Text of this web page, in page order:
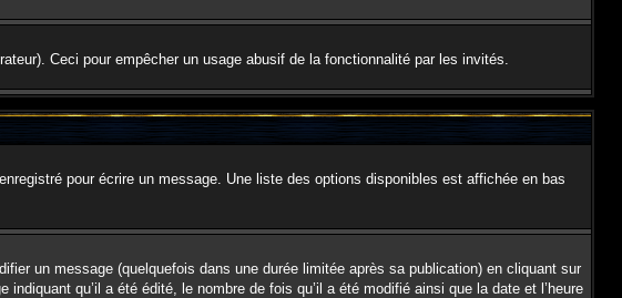
Ceci pour empêcher un usage abusif de la fonctionnalité par les invités.
pour écrire un message. Une liste des options disponibles est affichée en bas
un message (quelquefois dans une durée limitée après sa publication) en cliquant sur
qu’il a été édité, le nombre de fois qu’il a été modifié ainsi que la date et l’heure